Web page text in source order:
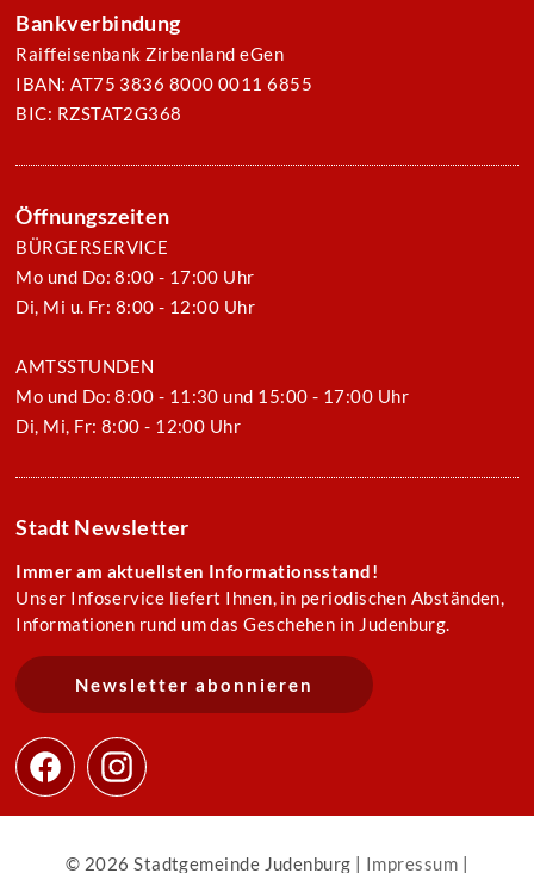
Bankverbindung
Raiffeisenbank Zirbenland eGen
IBAN: AT75 3836 8000 0011 6855
BIC: RZSTAT2G368
Öffnungszeiten
BÜRGERSERVICE
Mo und Do: 8:00 - 17:00 Uhr
Di, Mi u. Fr: 8:00 - 12:00 Uhr
AMTSSTUNDEN
Mo und Do: 8:00 - 11:30 und 15:00 - 17:00 Uhr
Di, Mi, Fr: 8:00 - 12:00 Uhr
Stadt Newsletter
Immer am aktuellsten Informationsstand!
Unser Infoservice liefert Ihnen, in periodischen Abständen,
Informationen rund um das Geschehen in Judenburg.
Newsletter abonnieren
© 2026 Stadtgemeinde Judenburg | Impressum |